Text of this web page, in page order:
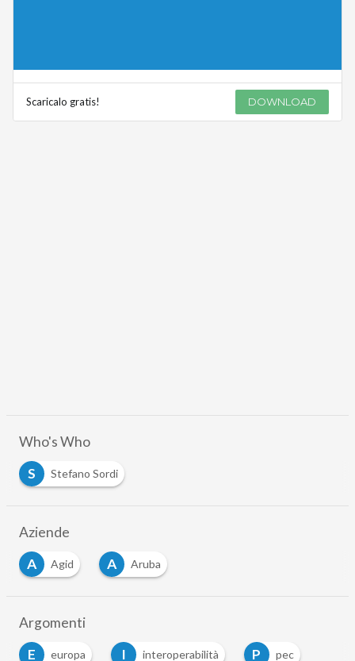
Scaricalo gratis! DOWNLOAD
Who's Who
S
Stefano Sordi
Aziende
A
Agid A Aruba
Argomenti
E
europa I interoperabilità P pec